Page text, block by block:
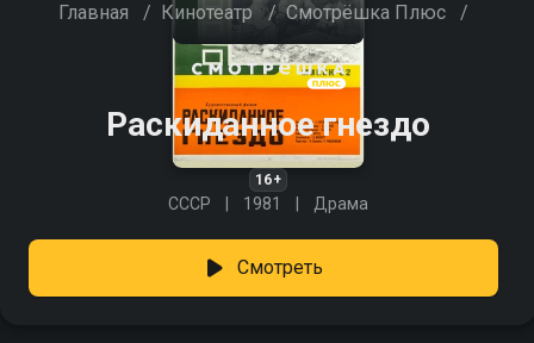
Главная / Кинотеатр / Смотрёшка Плюс /
Раскиданное гнездо
16+
СССР 1981 Драма
Смотреть